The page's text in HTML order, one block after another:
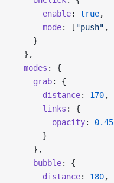
      enable
: true,
      mode
: [ "push" ,
    }
  },
  modes
: {
    grab
: {
      distance
: 170,
      links
: {
        opacity
: 0.45
      }
    },
    bubble
: {
      distance
: 180,